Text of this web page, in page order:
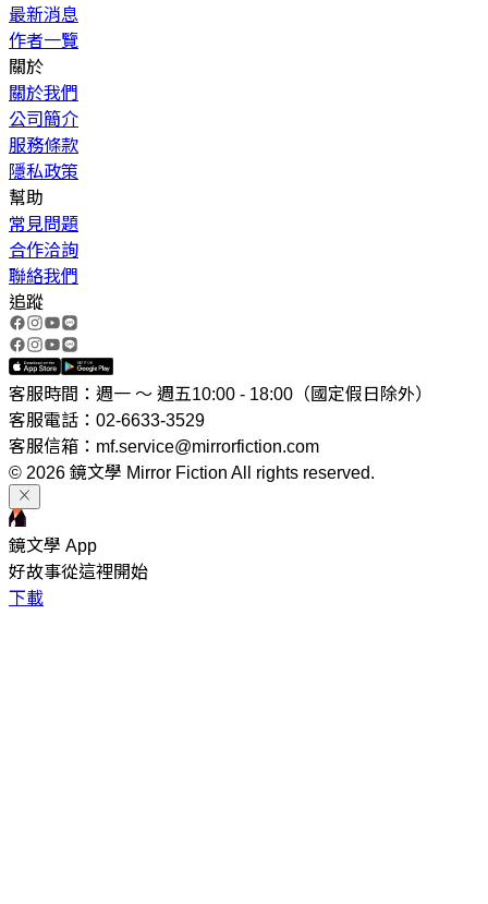
最新消息
作者一覽
關於
關於我們
公司簡介
服務條款
隱私政策
幫助
常見問題
合作洽詢
聯絡我們
追蹤
客服時間：週一 ～ 週五10:00 - 18:00（國定假日除外）
客服電話：02-6633-3529
客服信箱：mf.service@mirrorfiction.com
© 2026 鏡文學 Mirror Fiction All rights reserved.
鏡文學 App
好故事從這裡開始
下載